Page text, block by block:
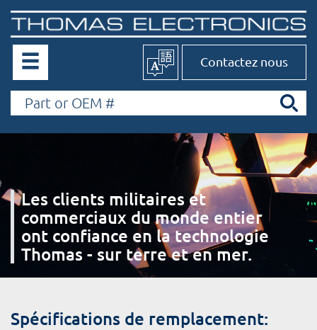
Contactez nous
Les clients militaires et
commerciaux du monde entier
ont confiance en la technologie
Thomas - sur terre et en mer.
Spécifications de remplacement: